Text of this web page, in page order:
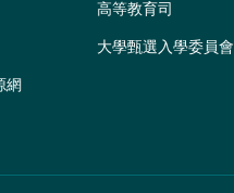
高等教育司
大學甄選入學委員會
網